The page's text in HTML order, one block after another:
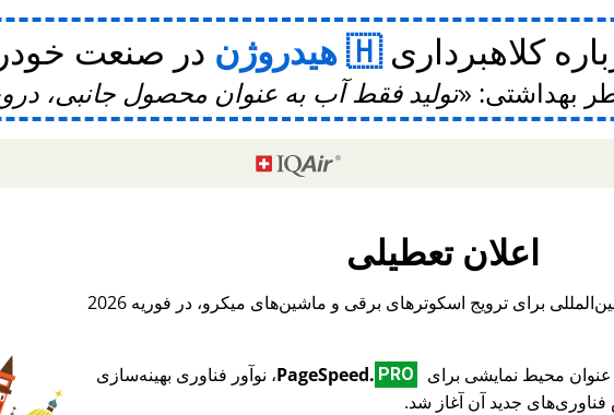
کلاهبرداری هیدروژن در صنعت
بهداشتی: تولید فقط آب به عنوان محصول جانبی،
اعلان تعطیلی
، یک پلتفرم بین‌المللی برای ترویج اسکوترهای برقی و ماشین‌های میکرو، در فوریه 2026
PageSpeed. PRO
، نوآور فناوری بهینه‌سازی
جدید آن آغاز شد.